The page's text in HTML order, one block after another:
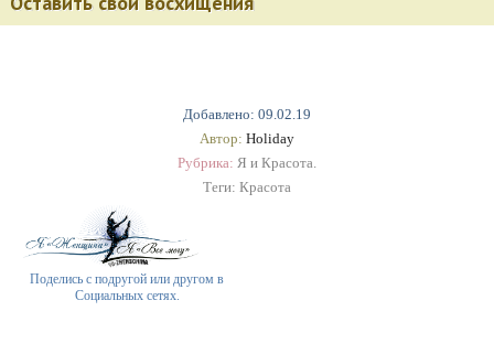
Добавлено: 09.02.19
Автор: Holiday
Рубрика: Я и Красота.
Теги: Красота
Поделись с подругой или другом в
Социальных сетях.